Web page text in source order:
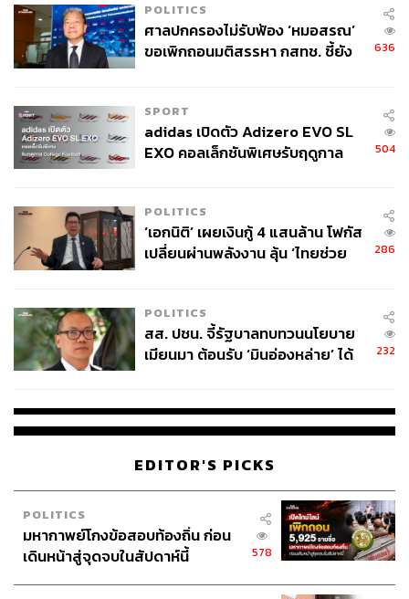
POLITICS
ศาลปกครองไม่รับฟ้อง ‘หมอสรณ’
ขอเพิกถอนมติสรรหา กสทช. ชี้ยัง
636
SPORT
adidas เปิดตัว Adizero EVO SL
EXO คอลเล็กชันพิเศษรับฤดูกาล
504
POLITICS
‘เอกนิติ’ เผยเงินกู้ 4 แสนล้าน โฟกัส
เปลี่ยนผ่านพลังงาน ลุ้น ‘ไทยช่วย
286
POLITICS
สส. ปชน. จี้รัฐบาลทบทวนนโยบาย
เมียนมา ต้อนรับ ‘มินอ่องหล่าย’ ได้
232
EDITOR'S PICKS
POLITICS
มหากาพย์โกงข้อสอบท้องถิ่น ก่อน
เดินหน้าสู่จุดจบในสัปดาห์นี้
578